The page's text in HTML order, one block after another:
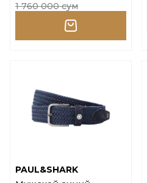
1 760 000 сум
PAUL&SHARK